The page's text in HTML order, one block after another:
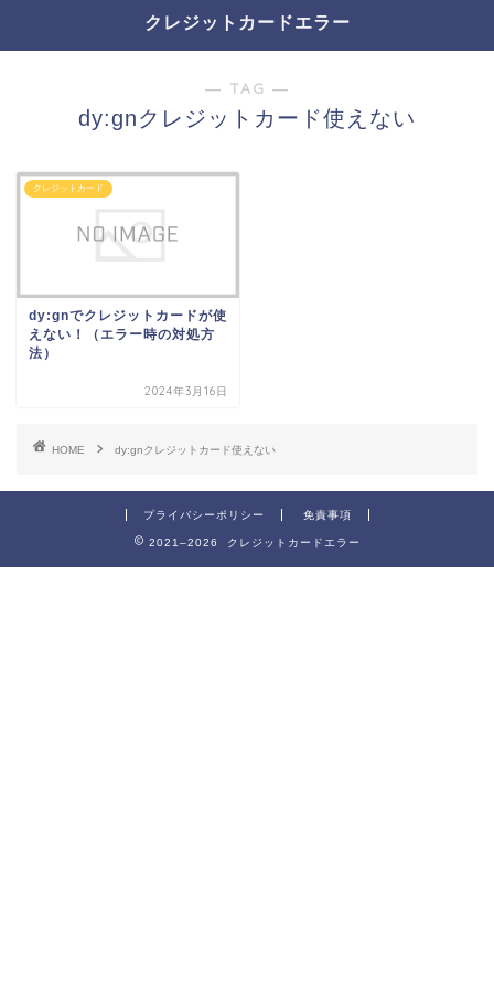
クレジットカードエラー
― TAG ―
dy:gnクレジットカード使えない
クレジットカード
dy:gnでクレジットカードが使
えない！（エラー時の対処方
法）
2024年3月16日
HOME dy:gnクレジットカード使えない
プライバシーポリシー 免責事項
2021–2026 クレジットカードエラー